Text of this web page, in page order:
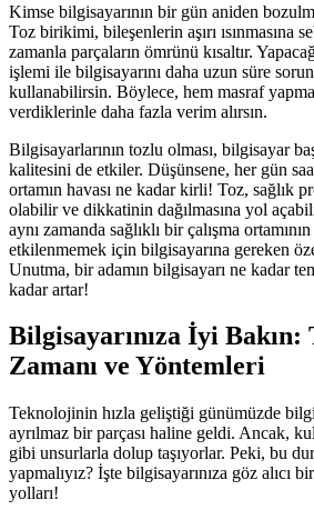
Kimse bilgisayarının bir gün aniden
Toz birikimi, bileşenlerin aşırı ısınmasına
zamanla parçaların ömrünü kısaltır.
işlemi ile bilgisayarını daha uzun süre
kullanabilirsin. Böylece, hem masraf
verdiklerinle daha fazla verim alırsın.
Bilgisayarlarının tozlu olması, bilgisayar
kalitesini de etkiler. Düşünsene, her gün
ortamın havası ne kadar kirli! Toz, sağlık
olabilir ve dikkatinin dağılmasına yol
aynı zamanda sağlıklı bir çalışma
etkilenmemek için bilgisayarına gereken
Unutma, bir adamın bilgisayarı ne kadar
kadar artar!
Bilgisayarınıza İyi
Zamanı ve Yöntemleri
Teknolojinin hızla geliştiği günümüzde
ayrılmaz bir parçası haline geldi. Ancak,
gibi unsurlarla dolup taşıyorlar. Peki, bu
yapmalıyız? İşte bilgisayarınıza göz alıcı
yolları!